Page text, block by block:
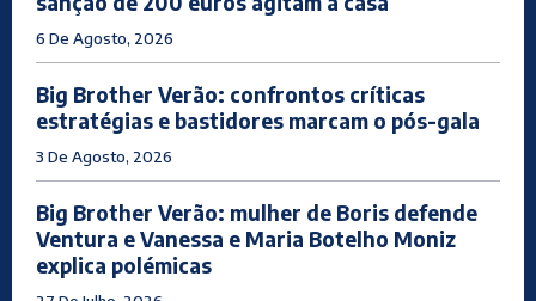
6 De Agosto, 2026
Big Brother Verão: confrontos críticas
estratégias e bastidores marcam o pós-gala
3 De Agosto, 2026
Big Brother Verão: mulher de Boris defende
Ventura e Vanessa e Maria Botelho Moniz
explica polémicas